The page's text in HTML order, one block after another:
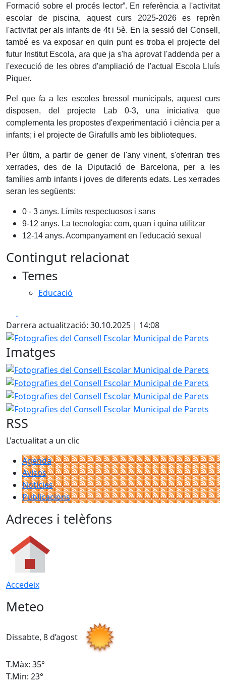
Formació sobre el procés lector”. En referència a l'activitat
escolar de piscina, aquest curs 2025-2026 es reprèn
l'activitat per als infants de 4t i 5è. En la sessió del Consell,
també es va exposar en quin punt es troba el projecte del
futur Institut Escola, ara que ja s'ha aprovat l'addenda per a
l'execució de les obres d'ampliació de l'actual Escola Lluís
Piquer.
Pel que fa a les escoles bressol municipals, aquest curs
disposen, del projecte Lab 0-3, una iniciativa que
complementa les propostes d'experimentació i ciència per a
infants; i el projecte de Girafulls amb les biblioteques.
Per últim, a partir de gener de l'any vinent, s'oferiran tres
xerrades, des de la Diputació de Barcelona, per a les
famílies amb infants i joves de diferents edats. Les xerrades
seran les següents:
0 - 3 anys. Límits respectuosos i sans
9-12 anys. La tecnologia: com, quan i quina utilitzar
12-14 anys. Acompanyament en l'educació sexual
Contingut relacionat
Temes
Educació
Darrera actualització: 30.10.2025 | 14:08
Fotografies del Consell Escolar Municipal de Parets
Imatges
Fotografies del Consell Escolar Municipal de Parets
RSS
L'actualitat a un clic
Agenda
Avisos
Notícies
Publicacions
Adreces i telèfons
Accedeix
Meteo
Dissabte, 8 d’agost
T.Màx: 35°
T.Min: 23°